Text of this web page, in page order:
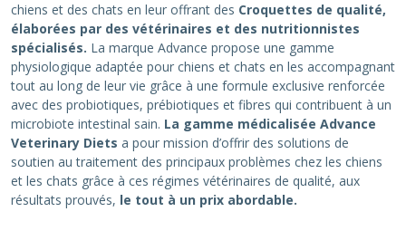
chiens et des chats en leur offrant des Croquettes de qualité,
élaborées par des vétérinaires et des nutritionnistes
spécialisés. La marque Advance propose une gamme
physiologique adaptée pour chiens et chats en les accompagnant
tout au long de leur vie grâce à une formule exclusive renforcée
avec des probiotiques, prébiotiques et fibres qui contribuent à un
microbiote intestinal sain. La gamme médicalisée Advance
Veterinary Diets a pour mission d’offrir des solutions de
soutien au traitement des principaux problèmes chez les chiens
et les chats grâce à ces régimes vétérinaires de qualité, aux
résultats prouvés, le tout à un prix abordable.